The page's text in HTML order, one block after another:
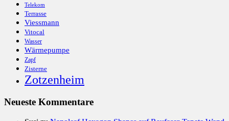
Telekom
Terrasse
Viessmann
Vitocal
Wasser
Wärmepumpe
Zapf
Zisterne
Zotzenheim
Neueste Kommentare